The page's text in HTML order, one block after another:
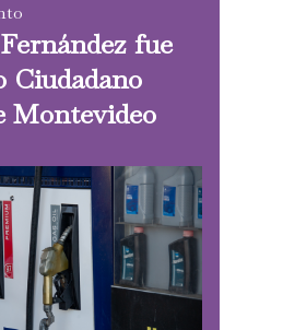
fue
Ciudadano
Montevideo